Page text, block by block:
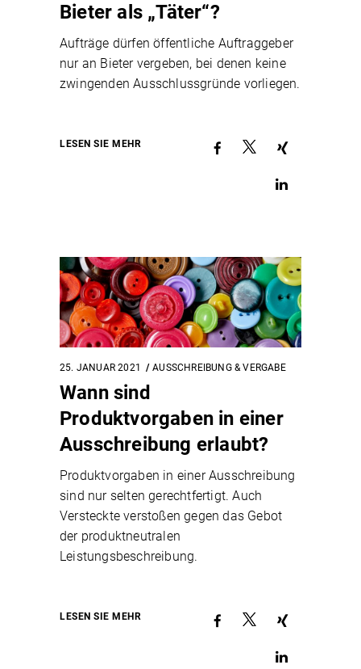
Bieter als „Täter“?
Aufträge dürfen öffentliche Auftraggeber
nur an Bieter vergeben, bei denen keine
zwingenden Ausschlussgründe vorliegen.
LESEN SIE MEHR
25. JANUAR 2021 AUSSCHREIBUNG & VERGABE
Wann sind
Produktvorgaben in einer
Ausschreibung erlaubt?
Produktvorgaben in einer Ausschreibung
sind nur selten gerechtfertigt. Auch
Versteckte verstoßen gegen das Gebot
der produktneutralen
Leistungsbeschreibung.
LESEN SIE MEHR